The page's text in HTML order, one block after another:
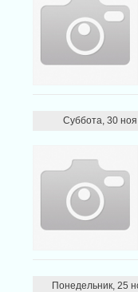
Суббота, 30
Понедельник, 25